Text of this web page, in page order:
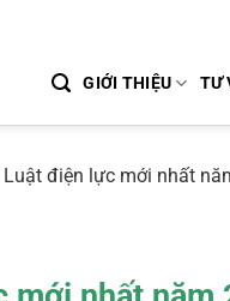
GIỚI THIỆU TƯ
Luật điện lực mới nhất